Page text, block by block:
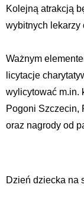
Kolejną atrakcją
wybitnych lekarzy
Ważnym
licytacje
wylicytować m.in.
Pogoni Szczecin,
oraz nagrody od
Dzień dziecka na